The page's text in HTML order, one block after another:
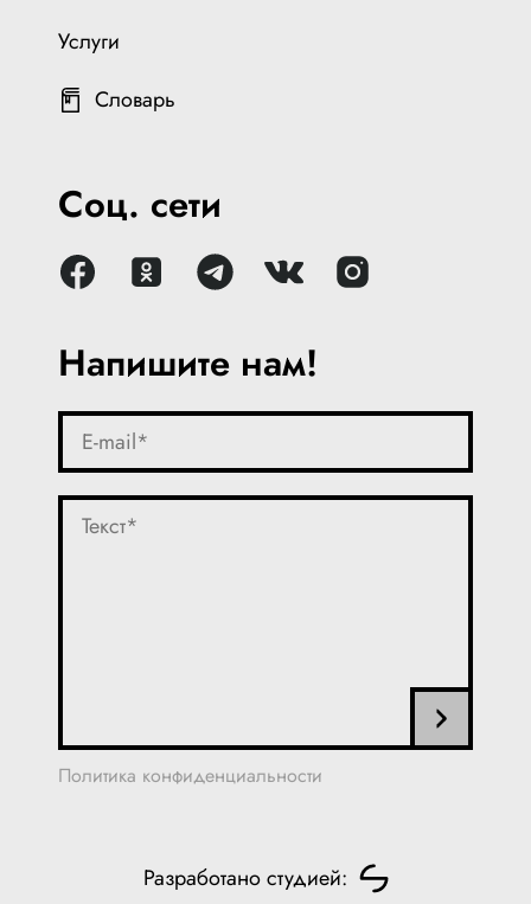
Напишите нам!
Политика конфиденциальности
Услуги
Словарь
Соц. сети
Разработано студией: